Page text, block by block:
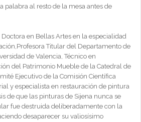
palabra al resto de la mesa antes de
Doctora en Bellas Artes en la especialidad
Titular del Departamento de
de Valencia, Técnico en
del Patrimonio Mueble de la Catedral de
Ejecutivo de la Comisión Científica
y especialista en restauración de pintura
de que las pinturas de Sijena nunca se
fue destruida deliberadamente con la
desaparecer su valiosísimo